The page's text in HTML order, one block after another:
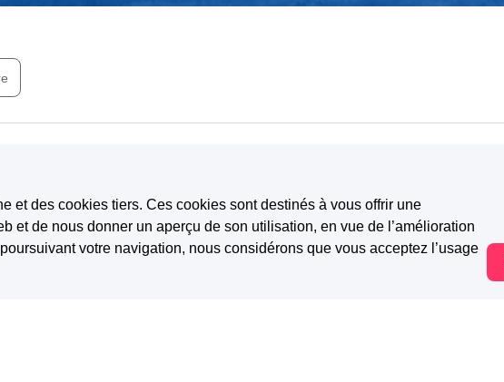
à Georges Brassens
est meurtrière
et des cookies tiers. Ces cookies sont destinés à vous offrir une
et de nous donner un aperçu de son utilisation, en vue de l’amélioration
votre navigation, nous considérons que vous acceptez l’usage